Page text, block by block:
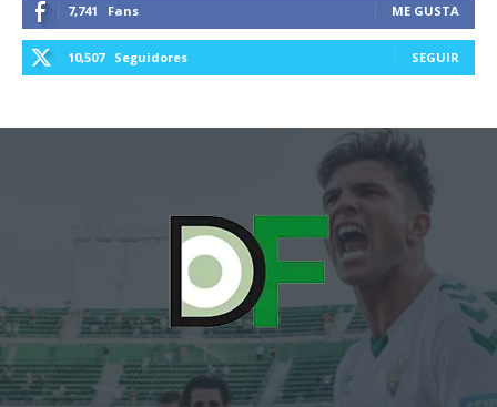
7,741 Fans ME GUSTA
10,507 Seguidores SEGUIR